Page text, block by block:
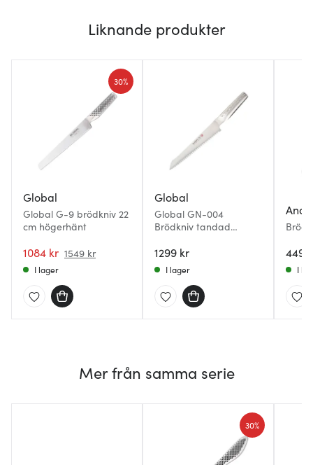
Liknande produkter
Global
Global G-9 brödkniv 22
cm högerhänt
1084 kr 1549 kr
30%
I lager
Global
Global GN-004
Brödkniv tandad
1299 kr
I lager
449
I
Mer från samma serie
30%